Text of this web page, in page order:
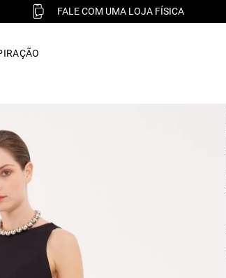
FALE COM UMA LOJA FÍSICA